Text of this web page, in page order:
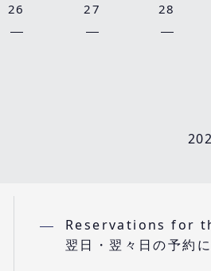
26 27 28
Reservations for
翌日・翌々日の予約